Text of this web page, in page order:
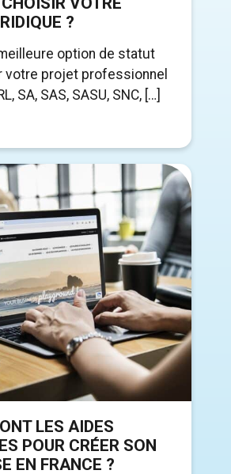
?
option de statut
votre projet professionnel
SA, SAS, SASU, SNC, […]
LES AIDES
POUR CRÉER SON
EN FRANCE ?